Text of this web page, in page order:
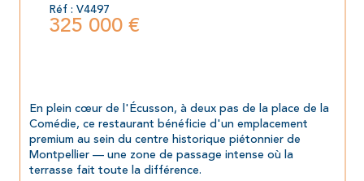
Réf : V4497
325 000 €
En plein cœur de l'Écusson, à deux pas de la place de la
Comédie, ce restaurant bénéficie d'un emplacement
premium au sein du centre historique piétonnier de
Montpellier — une zone de passage intense où la
terrasse fait toute la différence.